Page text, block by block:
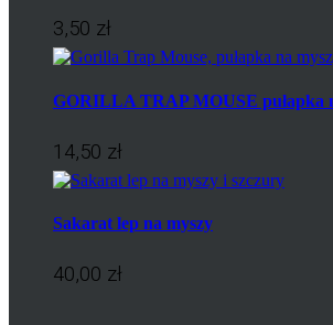
3,50 zł
GORILLA TRAP MOUSE pułapka
14,50 zł
Sakarat lep na myszy
40,00 zł